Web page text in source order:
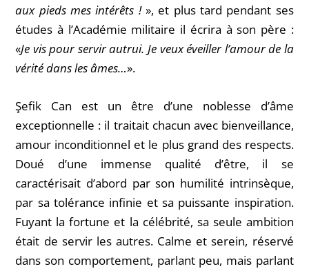
aux pieds mes intérêts !», et plus tard pendant ses
études à l’Académie militaire il écrira à son père :
«Je vis pour servir autrui. Je veux éveiller l’amour de la
vérité dans les âmes…».
Şefik Can est un être d’une noblesse d’âme
exceptionnelle : il traitait chacun avec bienveillance,
amour inconditionnel et le plus grand des respects.
Doué d’une immense qualité d’être, il se
caractérisait d’abord par son humilité intrinsèque,
par sa tolérance infinie et sa puissante inspiration.
Fuyant la fortune et la célébrité, sa seule ambition
était de servir les autres. Calme et serein, réservé
dans son comportement, parlant peu, mais parlant